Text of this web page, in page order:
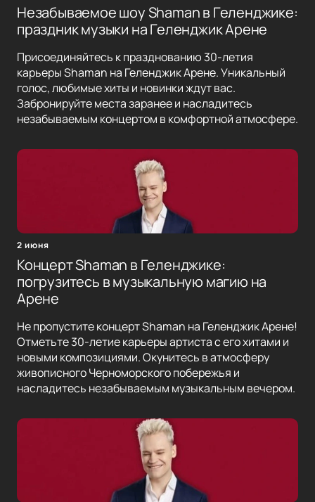
Незабываемое шоу Shaman в Геленджике:
праздник музыки на Геленджик Арене
Присоединяйтесь к празднованию 30-летия
карьеры Shaman на Геленджик Арене. Уникальный
голос, любимые хиты и новинки ждут вас.
Забронируйте места заранее и насладитесь
незабываемым концертом в комфортной атмосфере.
2 июня
Концерт Shaman в Геленджике:
погрузитесь в музыкальную магию на
Арене
Не пропустите концерт Shaman на Геленджик Арене!
Отметьте 30-летие карьеры артиста с его хитами и
новыми композициями. Окунитесь в атмосферу
живописного Черноморского побережья и
насладитесь незабываемым музыкальным вечером.